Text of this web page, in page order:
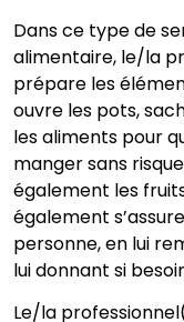
Dans ce type de
alimentaire, le/la
prépare les
ouvre les pots,
les aliments pour
manger sans
également les
également
personne, en lui
lui donnant si
Le/la